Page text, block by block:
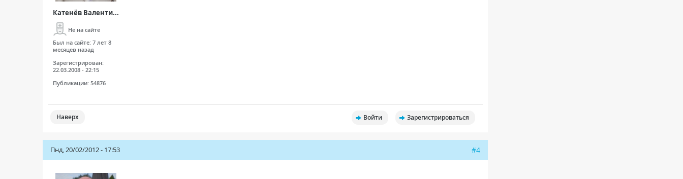
Катенёв Валенти...
Не на сайте
Был на сайте: 7 лет 8
месяцев назад
Зарегистрирован:
22.03.2008 - 22:15
Публикации: 54876
Наверх Войти Зарегистрироваться
Пнд, 20/02/2012 - 17:53 #4